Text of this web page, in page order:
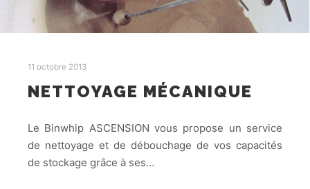
11 octobre 2013
NETTOYAGE MÉCANIQUE
Le Binwhip ASCENSION vous propose un service
de nettoyage et de débouchage de vos capacités
de stockage grâce à ses…